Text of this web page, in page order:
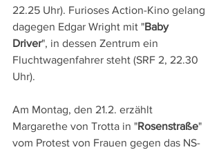
22.25 Uhr). Furioses Action-Kino gelang
dagegen Edgar Wright mit "Baby
Driver", in dessen Zentrum ein
Fluchtwagenfahrer steht (SRF 2, 22.30
Uhr).
Am Montag, den 21.2. erzählt
Margarethe von Trotta in "Rosenstraße"
vom Protest von Frauen gegen das NS-